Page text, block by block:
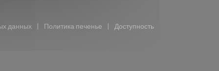
в новом окне))
данных
в новом окне))
Политика печенье
((открывается в новом окне))
Доступность